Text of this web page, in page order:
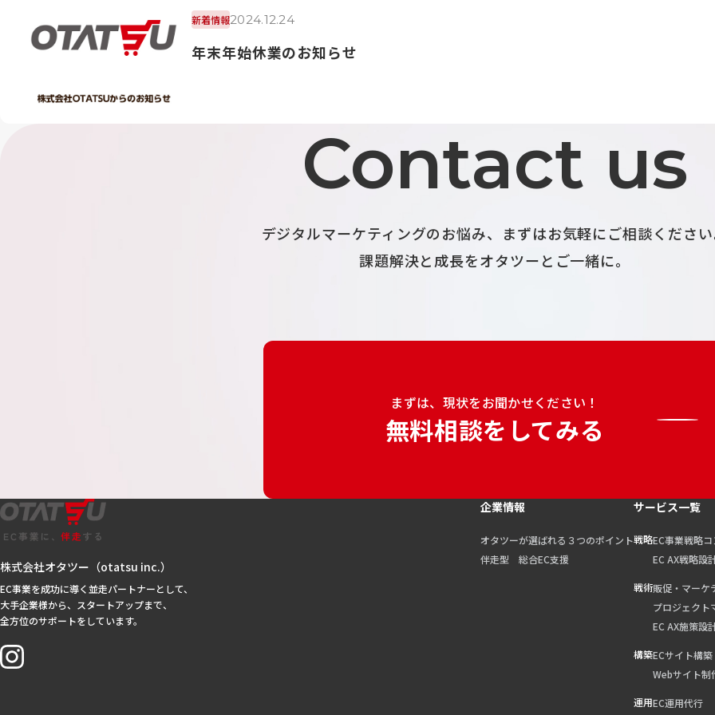
新着情報2024.12.24
年末年始休業のお知らせ
Contact us
デジタルマーケティングのお悩み、
まずはお気軽にご相談くださ
課題解決と成長をオタツーとご一緒に。
まずは、現状をお聞かせください！
無料相談をしてみる
株式会社オタツー（otatsu inc.）
EC事業を成功に導く並走パートナーとして、
大手企業様から、スタートアップまで、
全方位のサポートをしています。
企業情報
オタツーが選ばれる３つのポイント
伴走型 総合EC支援
サービス一覧
戦略EC事業戦略
EC AX戦略設
戦術販促・マーケ
プロジェクト
EC AX施策設
構築ECサイト構築
Webサイト制
運用EC運用代行